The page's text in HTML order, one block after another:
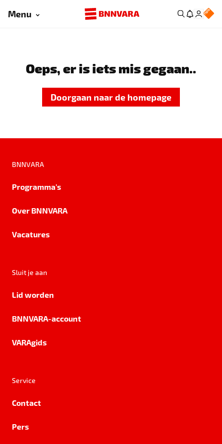
Menu
Oeps, er is iets mis gegaan..
Doorgaan naar de homepage
BNNVARA
Programma's
Over BNNVARA
Vacatures
Sluit je aan
Lid worden
BNNVARA-account
VARAgids
Service
Contact
Pers